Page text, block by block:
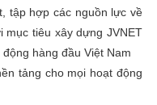
tập hợp các nguồn lực về
tiêu xây dựng JVNET
hàng đầu Việt Nam
tảng cho mọi hoạt động